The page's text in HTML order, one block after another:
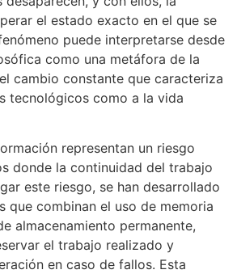
el estado exacto en el que se
puede interpretarse desde
como una metáfora de la
cambio constante que caracteriza
tecnológicos como a la vida
representan un riesgo
donde la continuidad del trabajo
este riesgo, se han desarrollado
que combinan el uso de memoria
almacenamiento permanente,
el trabajo realizado y
en caso de fallos. Esta